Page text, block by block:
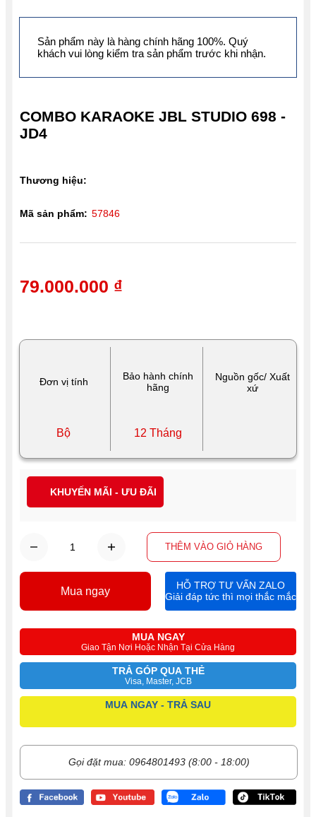
Đơn vị tính
Bảo hành chính
hãng
Nguồn gốc/ Xuất
xứ
Bộ 12 Tháng
COMBO KARAOKE JBL STUDIO 698 -
JD4
THÊM VÀO GIỎ HÀNG
MUA NGAY
Giao Tận Nơi Hoặc Nhận Tại Cửa Hàng
TRẢ GÓP QUA THẺ
Visa, Master, JCB
MUA NGAY - TRẢ SAU
Gọi đặt mua: 0964801493 (8:00 - 18:00)
79.000.000 ₫
Thương hiệu:
Mã sản phẩm: 57846
Mua ngay
HỖ TRỢ TƯ VẤN ZALO
Giải đáp tức thì mọi thắc mắc
KHUYẾN MÃI - ƯU ĐÃI
Sản phẩm này là hàng chính hãng 100%. Quý
khách vui lòng kiểm tra sản phẩm trước khi nhận.